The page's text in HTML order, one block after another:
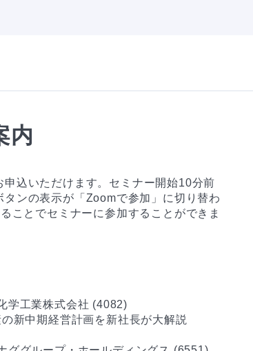
内
申込いただけます。セミナー開始10分前
ンの表示が「Zoomで参加」に切り替わ
ことでセミナーに参加することができま
学工業株式会社 (4082)
新中期経営計画を新社長が大解説